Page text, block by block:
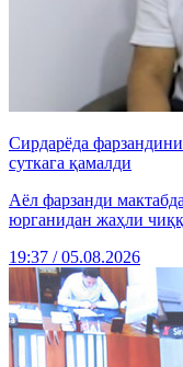
Сирдарёда
суткага қамалди
Аёл фарзанди
юрганидан жаҳли
19:37 / 05.08.2026